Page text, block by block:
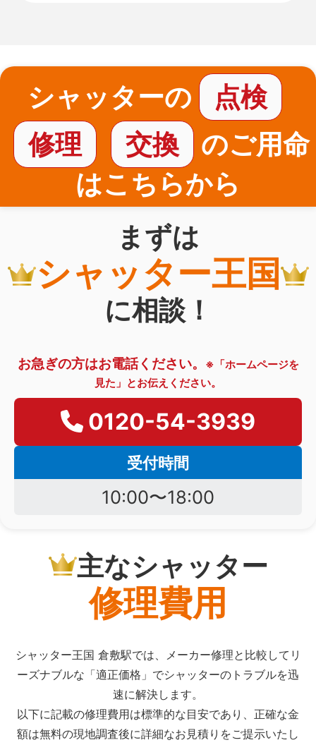
シャッターの
点検
修理
交換
のご用命
はこちらから
まずは
シャッター王国
に相談！
お急ぎの方はお電話ください。
※「ホームページを
見た」とお伝えください。
0120-54-3939
受付時間
10:00〜18:00
主なシャッター
修理費用
シャッター王国 倉敷駅では、メーカー修理と比較してリ
ーズナブルな「適正価格」でシャッターのトラブルを迅
速に解決します。
以下に記載の修理費用は標準的な目安であり、正確な金
額は無料の現地調査後に詳細なお見積りをご提示いたし